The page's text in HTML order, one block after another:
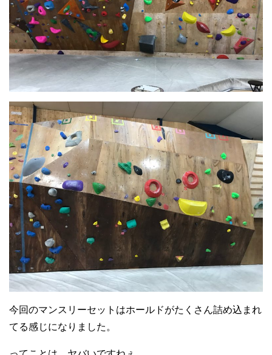
今回のマンスリーセットはホールドがたくさん詰め込まれ
てる感じになりました。